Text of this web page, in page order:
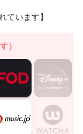
ています】
）